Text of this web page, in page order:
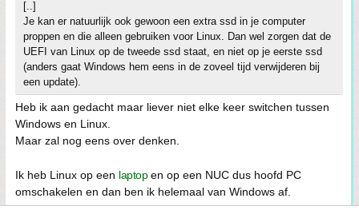
[..]
Je kan er natuurlijk ook gewoon een extra ssd in je computer
proppen en die alleen gebruiken voor Linux. Dan wel zorgen dat de
UEFI van Linux op de tweede ssd staat, en niet op je eerste ssd
(anders gaat Windows hem eens in de zoveel tijd verwijderen bij
een update).
Heb ik aan gedacht maar liever niet elke keer switchen tussen
Windows en Linux.
Maar zal nog eens over denken.
Ik heb Linux op een laptopen op een NUC dus hoofd PC
omschakelen en dan ben ik helemaal van Windows af.